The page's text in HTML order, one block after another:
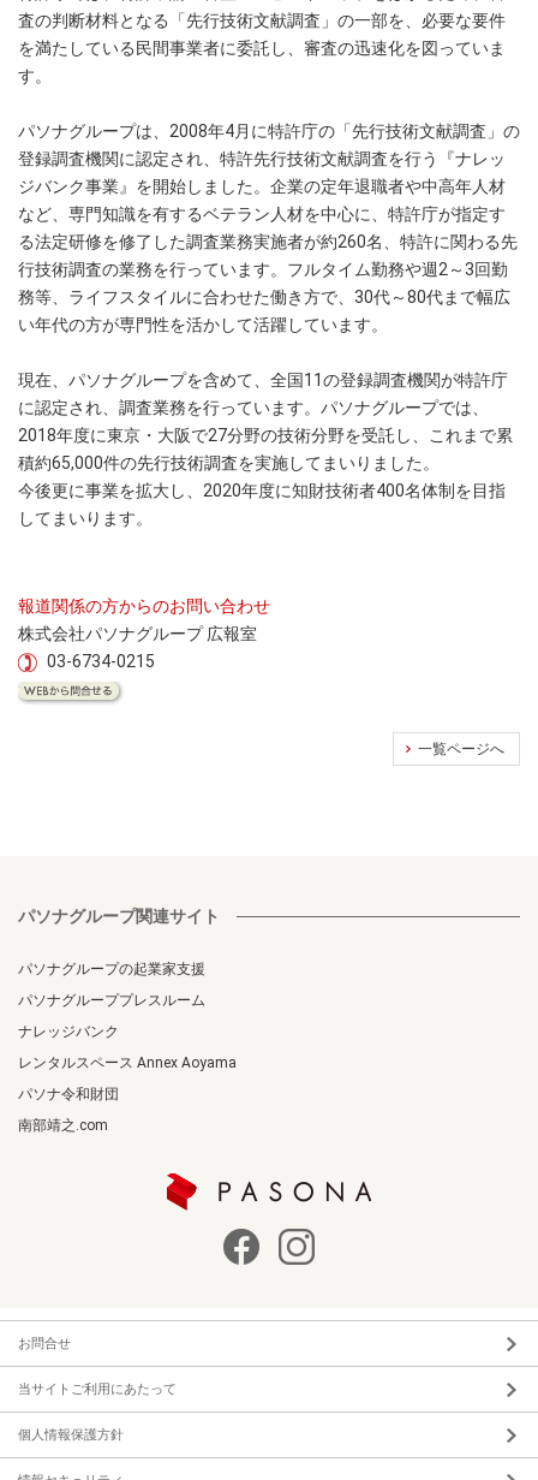
査の判断材料となる「先行技術文献調査」の一部を、必要な要件
を満たしている民間事業者に委託し、審査の迅速化を図っていま
す。
パソナグループは、2008年4月に特許庁の「先行技術文献調査」の
登録調査機関に認定され、特許先行技術文献調査を行う『ナレッ
ジバンク事業』を開始しました。企業の定年退職者や中高年人材
など、専門知識を有するベテラン人材を中心に、特許庁が指定す
る法定研修を修了した調査業務実施者が約260名、特許に関わる先
行技術調査の業務を行っています。フルタイム勤務や週2～3回勤
務等、ライフスタイルに合わせた働き方で、30代～80代まで幅広
い年代の方が専門性を活かして活躍しています。
現在、パソナグループを含めて、全国11の登録調査機関が特許庁
に認定され、調査業務を行っています。パソナグループでは、
2018年度に東京・大阪で27分野の技術分野を受託し、これまで累
積約65,000件の先行技術調査を実施してまいりました。
今後更に事業を拡大し、2020年度に知財技術者400名体制を目指
してまいります。
報道関係の方からのお問い合わせ
株式会社パソナグループ 広報室
03-6734-0215
一覧ページへ
パソナグループ関連サイト
パソナグループの起業家支援
パソナグループプレスルーム
ナレッジバンク
レンタルスペース Annex Aoyama
パソナ令和財団
南部靖之.com
お問合せ
当サイトご利用にあたって
個人情報保護方針